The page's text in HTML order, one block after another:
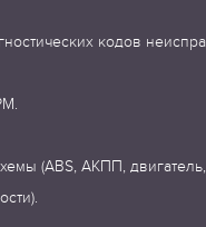
кодов
(ABS, АКПП, двигатель,